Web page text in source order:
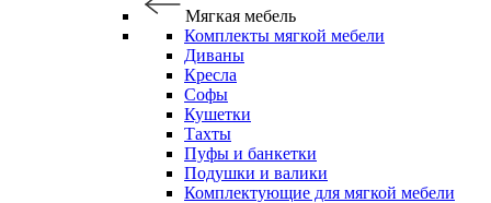
Мягкая мебель
Комплекты мягкой мебели
Диваны
Кресла
Софы
Кушетки
Тахты
Пуфы и банкетки
Подушки и валики
Комплектующие для мягкой мебели